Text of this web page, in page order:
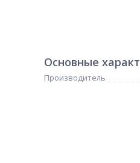
Основные
Производитель